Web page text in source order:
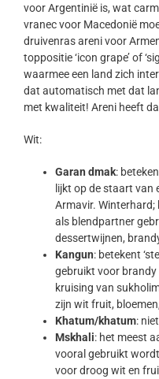
voor Argentinië is, wat
vranec voor Macedonië
druivenras areni voor
toppositie ‘icon grape’ of
waarmee een land zich
dat automatisch met dat
met kwaliteit! Areni heeft
Wit:
Garan dmak:
lijkt op de staart van
Armavir. Winterhard;
als blendpartner
dessertwijnen,
Kangun: betekent
gebruikt voor brandy
kruising van
zijn wit fruit,
Khatum/khatum:
Mskhali: het meest
vooral gebruikt
voor droog wit en